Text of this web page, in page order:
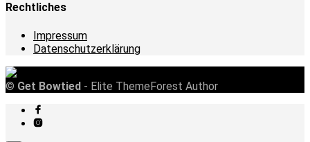
Rechtliches
Impressum
Datenschutzerklärung
© Get Bowtied - Elite ThemeForest Author